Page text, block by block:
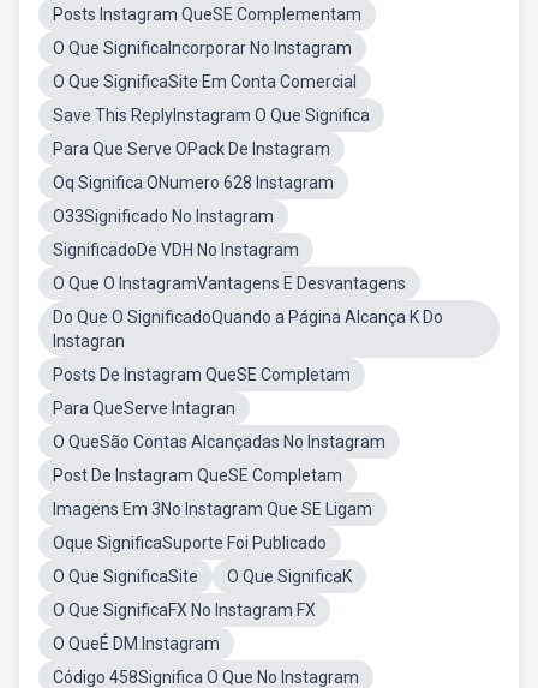
Posts Instagram QueSE Complementam
O Que SignificaIncorporar No Instagram
O Que SignificaSite Em Conta Comercial
Save This ReplyInstagram O Que Significa
Para Que Serve OPack De Instagram
Oq Significa ONumero 628 Instagram
O33Significado No Instagram
SignificadoDe VDH No Instagram
O Que O InstagramVantagens E Desvantagens
Do Que O SignificadoQuando a Página Alcança K Do
Instagran
Posts De Instagram QueSE Completam
Para QueServe Intagran
O QueSão Contas Alcançadas No Instagram
Post De Instagram QueSE Completam
Imagens Em 3No Instagram Que SE Ligam
Oque SignificaSuporte Foi Publicado
O Que SignificaSite
O Que SignificaK
O Que SignificaFX No Instagram FX
O QueÉ DM Instagram
Código 458Significa O Que No Instagram